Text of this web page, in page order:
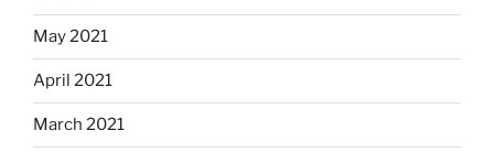
May 2021
April 2021
March 2021